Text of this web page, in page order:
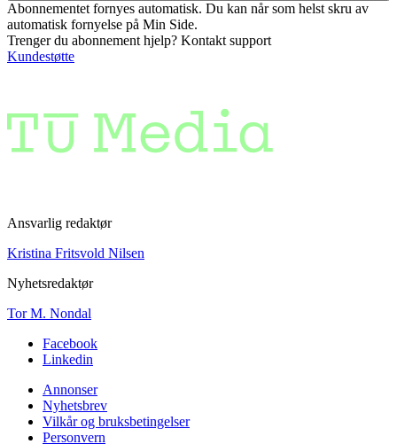
Abonnementet fornyes automatisk. Du kan når som helst skru av
automatisk fornyelse på Min Side.
Trenger du abonnement hjelp? Kontakt support
Kundestøtte
Ansvarlig redaktør
Kristina Fritsvold Nilsen
Nyhetsredaktør
Tor M. Nondal
Facebook
Linkedin
Annonser
Nyhetsbrev
Vilkår og bruksbetingelser
Personvern